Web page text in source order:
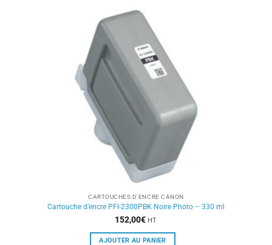
CARTOUCHES D'ENCRE CANON
Cartouche d’encre PFI-2300PBK Noire Photo – 330 ml
152,00€ HT
AJOUTER AU PANIER